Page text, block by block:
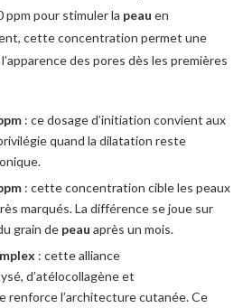
ppm pour stimuler la peau en
cette concentration permet une
des pores dès les premières
: ce dosage d’initiation convient aux
quand la dilatation reste
: cette concentration cible les peaux
marqués. La différence se joue sur
grain de peau après un mois.
: cette alliance
d’atélocollagène et
renforce l’architecture cutanée. Ce